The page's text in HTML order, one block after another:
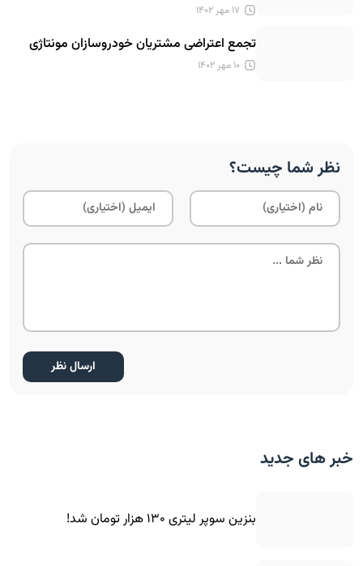
۱۷ مهر ۱۴۰۲
تجمع اعتراضی مشتریان خودروسازان مونتاژی
۱۰ مهر ۱۴۰۲
نظر شما چیست؟
خبر های جدید
بنزین سوپر لیتری ۱۳۰ هزار تومان شد!